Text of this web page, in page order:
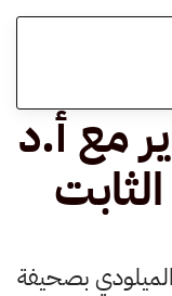
مع أ.د
بصحيفة